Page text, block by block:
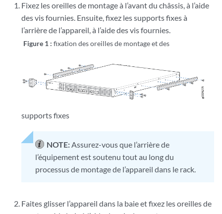
Fixez les oreilles de montage à l’avant du châssis, à l’aide
des vis fournies. Ensuite, fixez les supports fixes à
l’arrière de l’appareil, à l’aide des vis fournies.
Figure 1 :fixation des oreilles de montage et des
supports fixes
NOTE: Assurez-vous que l’arrière de
l’équipement est soutenu tout au long du
processus de montage de l’appareil dans le rack.
Faites glisser l’appareil dans la baie et fixez les oreilles de